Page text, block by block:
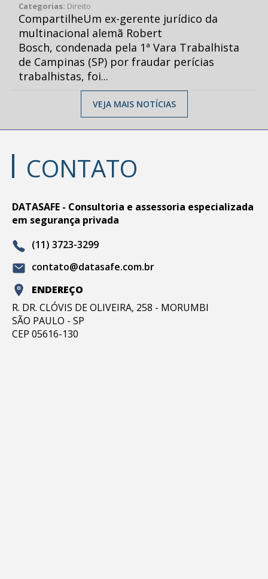
Categorias: Direito
CompartilheUm ex-gerente jurídico da
multinacional alemã Robert
Bosch, condenada pela 1ª Vara Trabalhista
de Campinas (SP) por fraudar perícias
trabalhistas, foi...
VEJA MAIS NOTÍCIAS
CONTATO
DATASAFE - Consultoria e assessoria especializada
em segurança privada
(11) 3723-3299
contato@datasafe.com.br
ENDEREÇO
R. DR. CLÓVIS DE OLIVEIRA, 258 - MORUMBI
SÃO PAULO - SP
CEP 05616-130